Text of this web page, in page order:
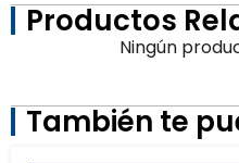
Productos
Ningún
También te